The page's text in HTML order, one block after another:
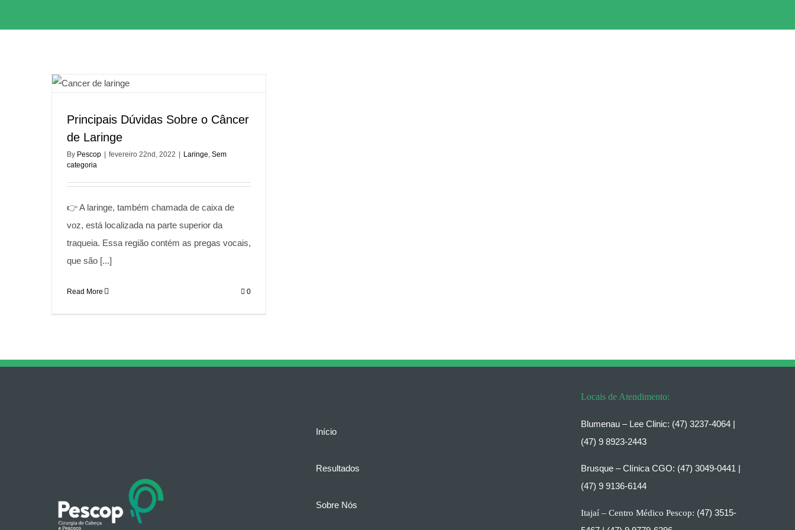
Principais Dúvidas Sobre o Câncer
de Laringe
By Pescop fevereiro 22nd, 2022 Laringe, Sem
categoria
👉 A laringe, também chamada de caixa de
voz, está localizada na parte superior da
traqueia. Essa região contém as pregas vocais,
que são [...]
Read More 0
Início
Resultados
Sobre Nós
Locais de Atendimento:
Blumenau – Lee Clinic: (47) 3237-4064 |
(47) 9 8923-2443
Brusque – Clínica CGO: (47) 3049-0441 |
(47) 9 9136-6144
Itajaí – Centro Médico Pescop: (47) 3515-